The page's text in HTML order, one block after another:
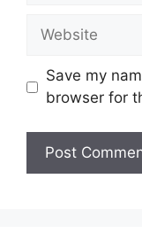
Website
Save my
browser for